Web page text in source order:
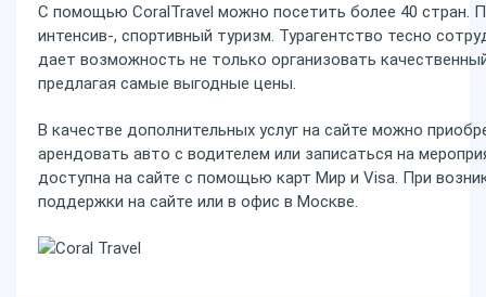
С помощью CoralTravel можно посетить более 40 стран.
интенсив-, спортивный туризм. Турагентство тесно
дает возможность не только организовать
предлагая самые выгодные цены.
В качестве дополнительных услуг на сайте можно
арендовать авто с водителем или записаться на
доступна на сайте с помощью карт Мир и Visa. При
поддержки на сайте или в офис в Москве.